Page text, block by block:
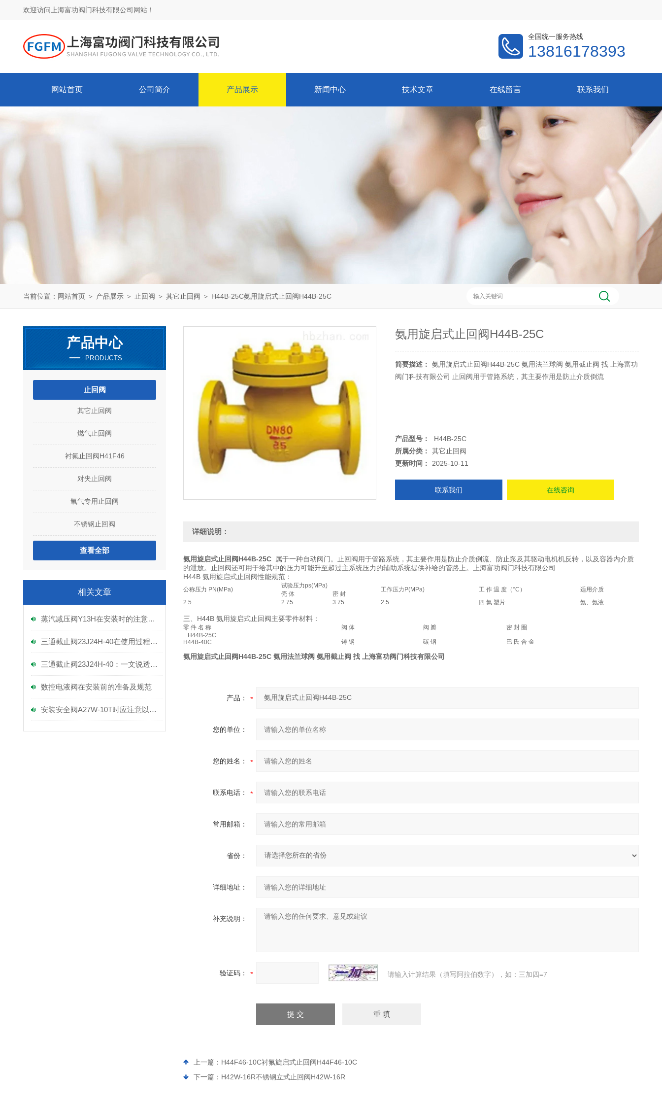
欢迎访问上海富功阀门科技有限公司网站！
全国统一服务热线
13816178393
网站首页 公司简介 产品展示 新闻中心 技术文章 在线留言 联系我们
当前位置： 网站首页 ＞ 产品展示 ＞ 止回阀 ＞ 其它止回阀 ＞ H44B-25C氨用旋启式止回阀H44B-25C
产品中心
PRODUCTS
止回阀
其它止回阀
燃气止回阀
衬氟止回阀H41F46
对夹止回阀
氧气专用止回阀
不锈钢止回阀
查看全部
相关文章
蒸汽减压阀Y13H在安装时的注意事项！
三通截止阀23J24H-40在使用过程中可能会遇到各种问题
三通截止阀23J24H-40：一文说透，它的核心功能到底有多关键？
数控电液阀在安装前的准备及规范
安装安全阀A27W-10T时应注意以下几点！
氨用旋启式止回阀H44B-25C
简要描述：
氨用旋启式止回阀H44B-25C 氨用法兰球阀 氨用截止阀 找 上海富功
阀门科技有限公司 止回阀用于管路系统，其主要作用是防止介质倒流
产品型号：
H44B-25C
所属分类：
其它止回阀
更新时间：
2025-10-11
联系我们 在线咨询
详细说明：
氨用旋启式止回阀H44B-25C 属于一种自动阀门。止回阀用于管路系统，其主要作用是防止介质倒流、防止泵及其驱动电机机反转，以及容器内介质
的泄放。止回阀还可用于给其中的压力可能升至超过主系统压力的辅助系统提供补给的管路上。上海富功阀门科技有限公司
H44B 氨用旋启式止回阀性能规范：
公称压力 PN(MPa)
试验压力ps(MPa)
工作压力P(MPa) 工 作 温 度（°C） 适用介质
壳 体
密 封
2.5
2.75 3.75 2.5 四 氟 塑片 氨、氨液
三、H44B 氨用旋启式止回阀主要零件材料：
零 件 名 称 阀 体 阀 瓣
密 封 圈
H44B-25C
铸 钢
碳 钢 巴 氏 合 金
H44B-40C
氨用旋启式止回阀H44B-25C 氨用法兰球阀 氨用截止阀 找 上海富功阀门科技有限公司
产品：
您的单位：
您的姓名：
联系电话：
常用邮箱：
省份：
详细地址：
补充说明：
验证码： 请输入计算结果（填写阿拉伯数字），如：三加四=7
上一篇： H44F46-10C衬氟旋启式止回阀H44F46-10C
下一篇： H42W-16R不锈钢立式止回阀H42W-16R